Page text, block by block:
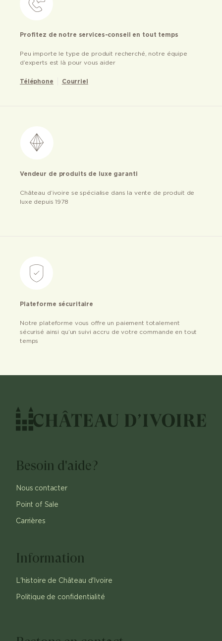
Profitez de notre services-conseil en tout temps
Peu importe le type de produit recherché, notre équipe
d’experts est là pour vous aider
Téléphone Courriel
Vendeur de produits de luxe garanti
Château d’ivoire se spécialise dans la vente de produit de
luxe depuis 1978
Plateforme sécuritaire
Notre plateforme vous offre un paiement totalement
sécurisé ainsi qu’un suivi accru de votre commande en tout
temps
Besoin d'aide?
Nous contacter
Point of Sale
Carrières
Information
L'histoire de Château d'Ivoire
Politique de confidentialité